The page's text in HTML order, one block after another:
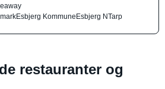
Esbjerg KommuneEsbjerg NTarp
restauranter og